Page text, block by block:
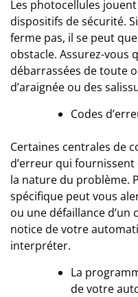
Les photocellules
dispositifs de sécurité.
ferme pas, il se peut
obstacle. Assurez-vous
débarrassées de toute
d’araignée ou des
Codes
Certaines centrales de
d’erreur qui
la nature du problème.
spécifique peut vous
ou une défaillance d’un
notice de votre
interpréter.
La
de votre